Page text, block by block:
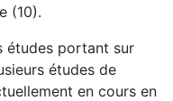
(10).
études portant sur
études de
en cours en